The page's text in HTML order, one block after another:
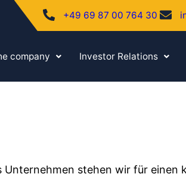
+49 69 87 00 764 30
company Investor Relations
Unternehmen stehen wir für einen